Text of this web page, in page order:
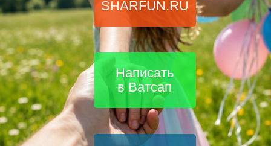
SHARFUN.RU
Написать
в Ватсап